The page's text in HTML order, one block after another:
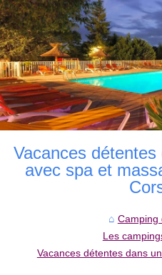
Vacances
avec spa et
Camping
Les
Vacances détentes dans